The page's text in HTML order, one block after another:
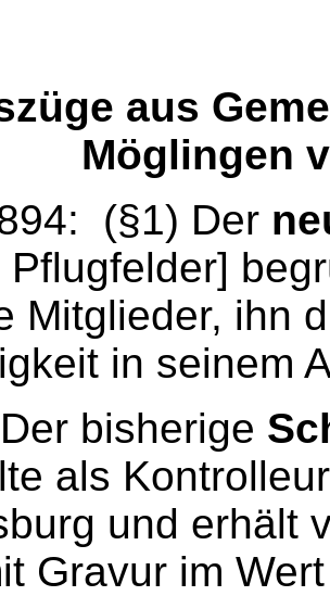
aus
Möglingen
(§1) Der
Pflugfelder]
Mitglieder, ihn
in seinem
bisherige
als
und erhält
Gravur im